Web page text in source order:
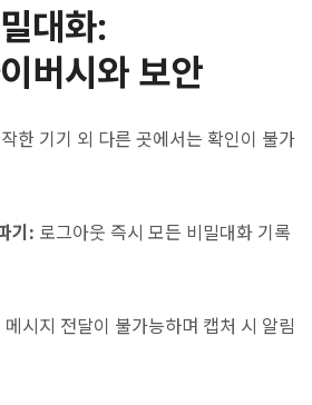
대화:
버시와 보안
한 기기 외 다른 곳에서는 확인이 불가
기: 로그아웃 즉시 모든 비밀대화 기록
메시지 전달이 불가능하며 캡처 시 알림